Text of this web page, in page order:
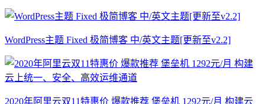
WordPress主题 Fixed 极简博客 中/英文主题[更新至v2.2]
2020年阿里云双11特惠价 爆款推荐 堡垒机 1292元/月 构建云